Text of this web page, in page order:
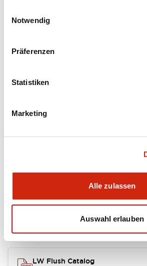
Notwendig
Präferenzen
Statistiken
Marketing
Alle zulassen
Auswahl erlauben
portion)
Dokumente und Dateien
Kataloge & Broschüren
LW Flush Catalog